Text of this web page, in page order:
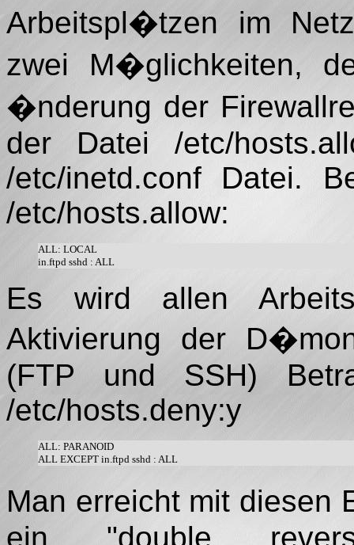
Arbeitspl�tzen im
zwei M�glichkeiten,
�nderung der
der Datei /etc/
/etc/inetd.conf Datei.
/etc/hosts.allow:
ALL: LOCAL
Es wird allen
Aktivierung der
(FTP und SSH)
/etc/hosts.deny:y
ALL: PARANOID
Man erreicht mit
ein "double